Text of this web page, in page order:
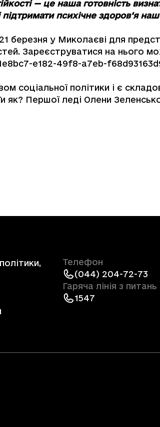
— це наша готовність
психічне здоров‘я
березня у Миколаєві для
Зареєструватися на нього
e182-49f8-a7eb-
соціальної політики і є
як? Першої леді Олени
Телефон
(044) 204-72-73
Гаряча лінія з
1547